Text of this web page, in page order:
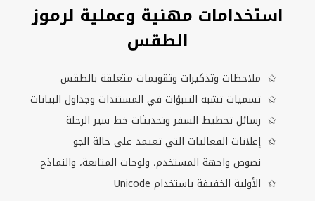
استخدامات مهنية وعملية لرموز
الطقس
ملاحظات وتذكيرات وتقويمات متعلقة بالطقس
تسميات تشبه التنبؤات في المستندات وجداول البيانات
رسائل تخطيط السفر وتحديثات خط سير الرحلة
إعلانات الفعاليات التي تعتمد على حالة الجو
نصوص واجهة المستخدم، ولوحات المتابعة، والنماذج
الأولية الخفيفة باستخدام Unicode